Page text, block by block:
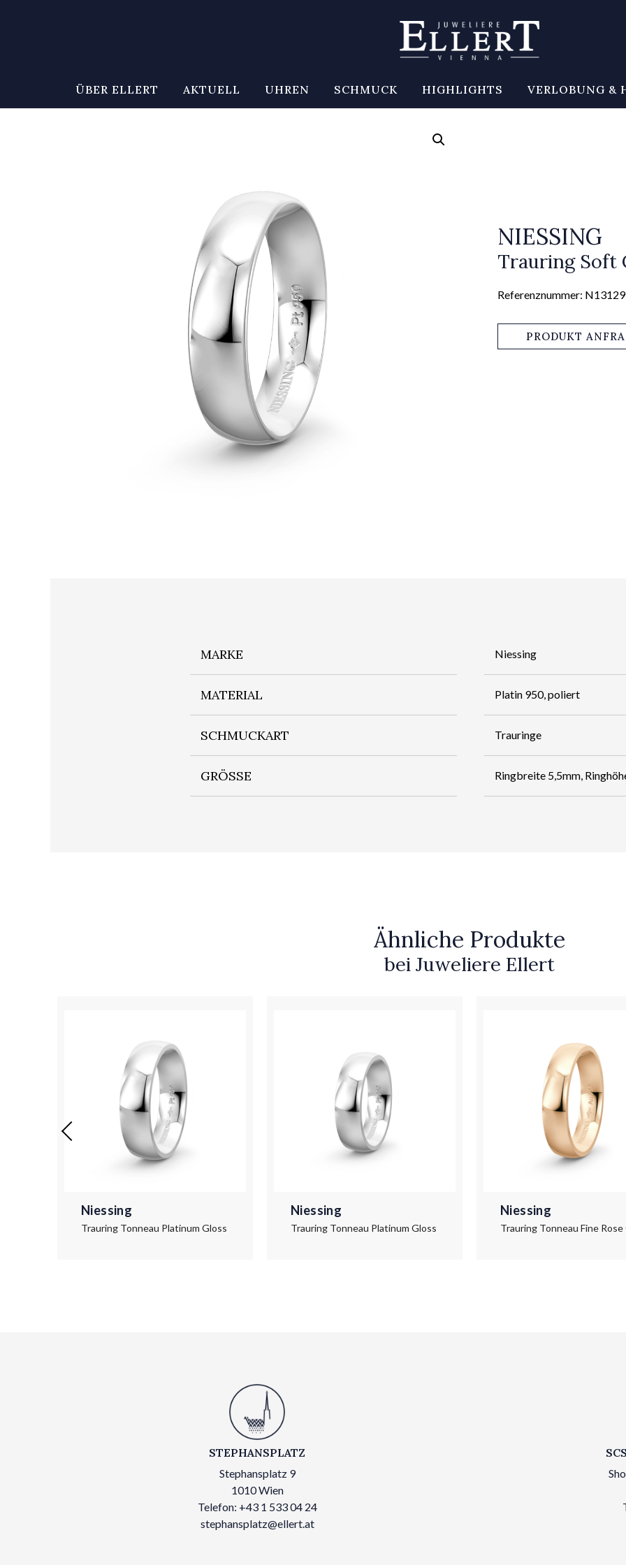
ÜBER ELLERT AKTUELL UHREN SCHMUCK HIGHLIGHTS VERLOBUNG &
NIESSING
Trauring Soft
Referenznummer:
PRODUKT
MARKE Niessing
MATERIAL Platin 950, poliert
SCHMUCKART Trauringe
GRÖSSE Ringbreite 5,5mm,
Ähnliche Produkte
bei Juweliere Ellert
Niessing
Trauring Tonneau Platinum Gloss
Niessing
Trauring Tonneau Platinum Gloss
Niessing
STEPHANSPLATZ
Stephansplatz 9
1010 Wien
Telefon: +43 1 533 04 24
stephansplatz@ellert.at